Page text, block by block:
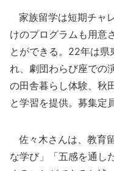
家族留学は短期チャ
けのプログラムも用意
とができる。22年は県
れ、劇団わらび座での
の田舎暮らし体験、秋
と学習を提供。募集定
佐々木さんは、教育
な学び」「五感を通し